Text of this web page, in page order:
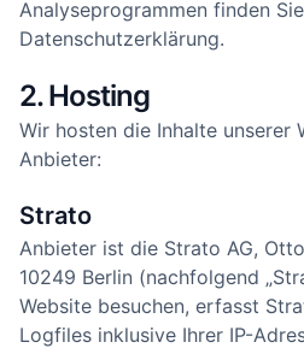
Analyseprogrammen finden
Datenschutzerklärung.
2. Hosting
Wir hosten die Inhalte unserer
Anbieter:
Strato
Anbieter ist die Strato AG,
10249 Berlin (nachfolgend
Website besuchen, erfasst
Logfiles inklusive Ihrer IP-